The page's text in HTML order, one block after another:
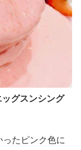
ッグスンシング
ったピンク色に